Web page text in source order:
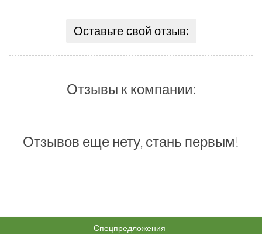
Оставьте свой отзыв:
Отзывы к компании:
Отзывов еще нету, стань первым!
Спецпредложения